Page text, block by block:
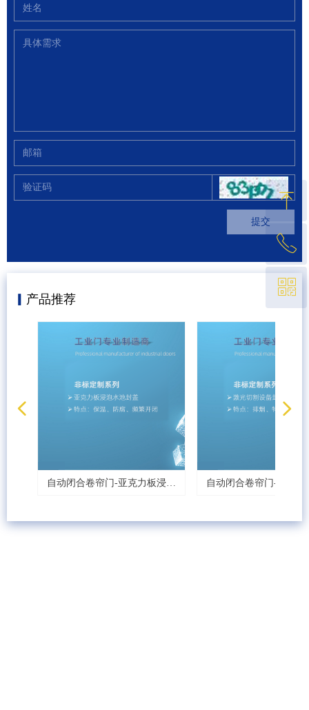
产品推荐
自动闭合卷帘门-亚克力板浸泡
自动闭合卷帘门-激光切
넳 넲
提交
ꁸ
回到顶部
ꂅ
021-67681310
ꀥ